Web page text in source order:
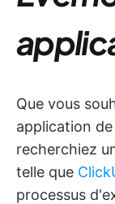
Que vous
application
recherchiez
telle que
processus